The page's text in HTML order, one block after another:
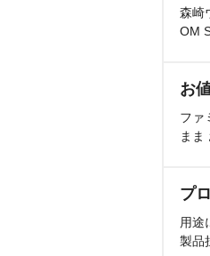
森崎
OM
お
ファ
まま
プ
用途
製品